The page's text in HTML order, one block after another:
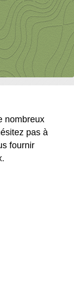
nombreux
pas à
fournir